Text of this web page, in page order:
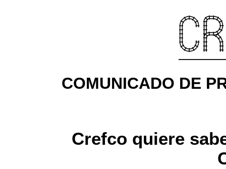
COMUNICADO DE
Crefco quiere